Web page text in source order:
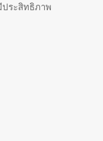
ประสิทธิภาพ